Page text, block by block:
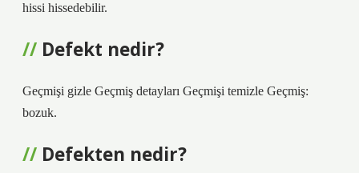
hissi hissedebilir.
Defekt nedir?
Geçmişi gizle Geçmiş detayları Geçmişi temizle Geçmiş:
bozuk.
Defekten nedir?